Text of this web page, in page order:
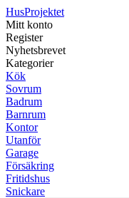
HusProjektet
Mitt konto
Register
Nyhetsbrevet
Kategorier
Kök
Sovrum
Badrum
Barnrum
Kontor
Utanför
Garage
Försäkring
Fritidshus
Snickare